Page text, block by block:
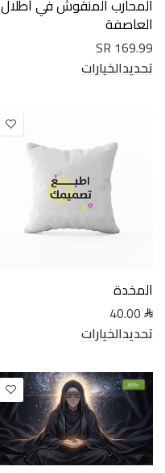
المحارب المنقوش في أطلال
العاصفة
169.99 SR
تحديدالخيارات
المخدة
40.00
تحديدالخيارات
-30%